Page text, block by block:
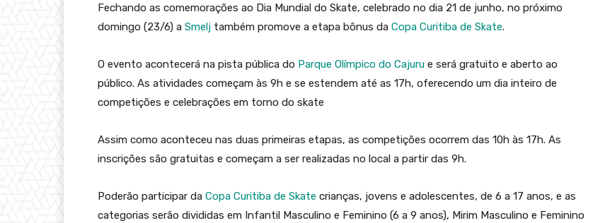
Fechando as comemorações ao Dia Mundial do Skate, celebrado no dia 21 de junho, no próximo
domingo (23/6) a Smelj também promove a etapa bônus da Copa Curitiba de Skate.
O evento acontecerá na pista pública do Parque Olímpico do Cajuru e será gratuito e aberto ao
público. As atividades começam às 9h e se estendem até as 17h, oferecendo um dia inteiro de
competições e celebrações em torno do skate
Assim como aconteceu nas duas primeiras etapas, as competições ocorrem das 10h às 17h. As
inscrições são gratuitas e começam a ser realizadas no local a partir das 9h.
Poderão participar da Copa Curitiba de Skate crianças, jovens e adolescentes, de 6 a 17 anos, e as
categorias serão divididas em Infantil Masculino e Feminino (6 a 9 anos), Mirim Masculino e Feminino